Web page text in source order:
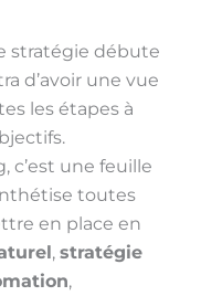
stratégie débute
d’avoir une vue
les étapes à
c’est une feuille
toutes
en place en
, stratégie
,